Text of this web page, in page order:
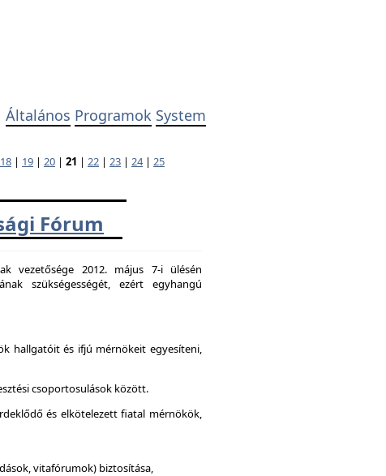
Általános Programok System
18 | 19 | 20 | 21 | 22 | 23 | 24| 25
Fórum
vezetősége 2012. május 7-i ülésén
szükségességét, ezért egyhangú
hallgatóit és ifjú mérnökeit egyesíteni,
csoportosulások között.
és elkötelezett fiatal mérnökök,
vitafórumok) biztosítása,